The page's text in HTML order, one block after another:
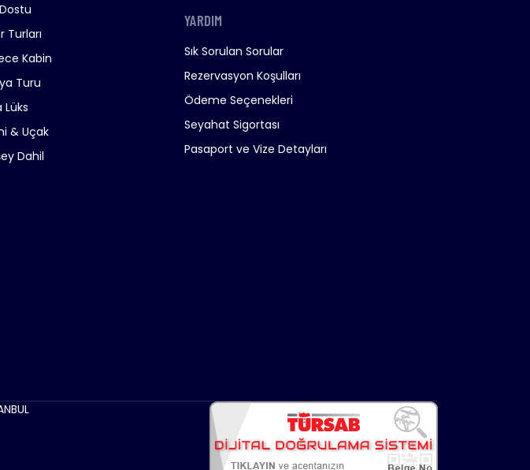
Turları
Kabin
Turu
Lüks
& Uçak
Dahil
YARDIM
Sık Sorulan Sorular
Rezervasyon Koşulları
Ödeme Seçenekleri
Seyahat Sigortası
Pasaport ve Vize Detayları